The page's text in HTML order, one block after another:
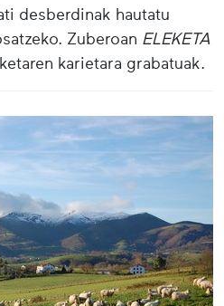
desberdinak hautatu
Zuberoan ELEKETA
karietara grabatuak.